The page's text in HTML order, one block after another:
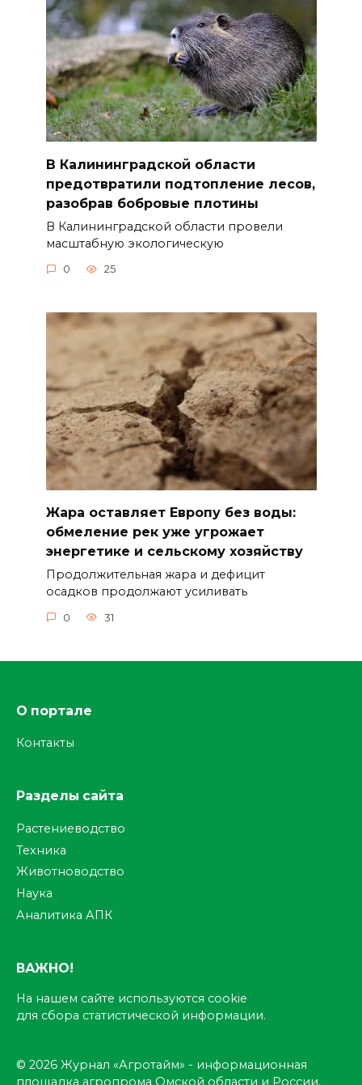
В Калининградской области
предотвратили подтопление лесов,
разобрав бобровые плотины
В Калининградской области провели
масштабную экологическую
0 25
Жара оставляет Европу без воды:
обмеление рек уже угрожает
энергетике и сельскому хозяйству
Продолжительная жара и дефицит
осадков продолжают усиливать
0 31
О портале
Контакты
Разделы сайта
Растениеводство
Техника
Животноводство
Наука
Аналитика АПК
ВАЖНО!
На нашем сайте используются cookie
для сбора статистической информации.
© 2026 Журнал «Агротайм» - информационная
площадка агропрома Омской области и России.